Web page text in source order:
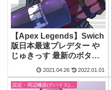
【Apex Legends】Swich
版日本最速プレデター や
じゅきっす 最新のボタン
っている周辺機器(デバイ
ス) まとめ【エーペックス
2021.04.26 2022.01.01